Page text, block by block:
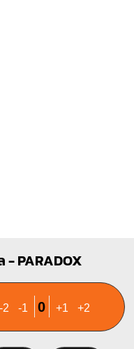
PARADOX
-2 -1 0 +1 +2